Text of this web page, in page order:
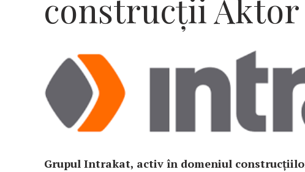
construcţii Aktor
Grupul Intrakat, activ în domeniul